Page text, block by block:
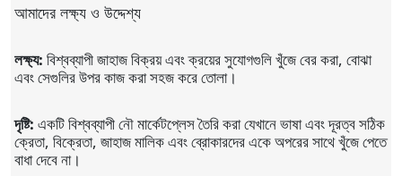
আমাদের লক্ষ্য ও উদ্দেশ্য
লক্ষ্য: বিশ্বব্যাপী জাহাজ বিক্রয় এবং ক্রয়ের সুযোগগুলি খুঁজে বের করা, বোঝা
এবং সেগুলির উপর কাজ করা সহজ করে তোলা।
দৃষ্টি: একটি বিশ্বব্যাপী নৌ মার্কেটপ্লেস তৈরি করা যেখানে ভাষা এবং দূরত্ব সঠিক
ক্রেতা, বিক্রেতা, জাহাজ মালিক এবং ব্রোকারদের একে অপরের সাথে খুঁজে পেতে
বাধা দেবে না।